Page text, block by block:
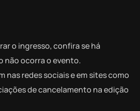
o ingresso, confira se há
não ocorra o evento.
nas redes sociais e em sites como
de cancelamento na edição